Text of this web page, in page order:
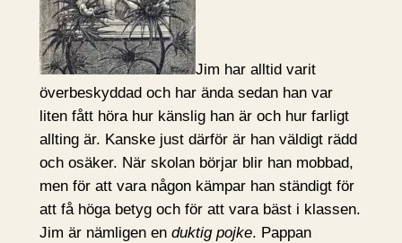
Jim har alltid varit
överbeskyddad och har ända sedan han var
liten fått höra hur känslig han är och hur farligt
allting är. Kanske just därför är han väldigt rädd
och osäker. När skolan börjar blir han mobbad,
men för att vara någon kämpar han ständigt för
att få höga betyg och för att vara bäst i klassen.
Jim är nämligen en duktig pojke. Pappan